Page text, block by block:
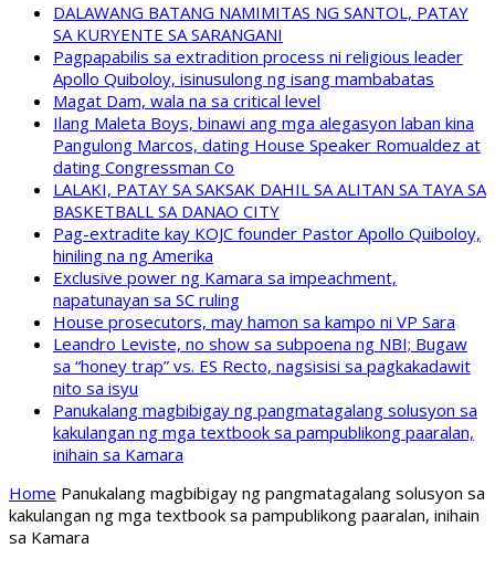
DALAWANG BATANG NAMIMITAS NG SANTOL, PATAY
SA KURYENTE SA SARANGANI
Pagpapabilis sa extradition process ni religious leader
Apollo Quiboloy, isinusulong ng isang mambabatas
Magat Dam, wala na sa critical level
Ilang Maleta Boys, binawi ang mga alegasyon laban kina
Pangulong Marcos, dating House Speaker Romualdez at
dating Congressman Co
LALAKI, PATAY SA SAKSAK DAHIL SA ALITAN SA TAYA SA
BASKETBALL SA DANAO CITY
Pag-extradite kay KOJC founder Pastor Apollo Quiboloy,
hiniling na ng Amerika
Exclusive power ng Kamara sa impeachment,
napatunayan sa SC ruling
House prosecutors, may hamon sa kampo ni VP Sara
Leandro Leviste, no show sa subpoena ng NBI; Bugaw
sa “honey trap” vs. ES Recto, nagsisisi sa pagkakadawit
nito sa isyu
Panukalang magbibigay ng pangmatagalang solusyon sa
kakulangan ng mga textbook sa pampublikong paaralan,
inihain sa Kamara
Home Panukalang magbibigay ng pangmatagalang solusyon sa
kakulangan ng mga textbook sa pampublikong paaralan, inihain
sa Kamara